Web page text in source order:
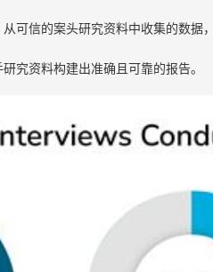
可信的案头研究资料中收集的数据
究资料构建出准确且可靠的报告。